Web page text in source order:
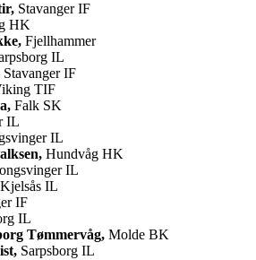
Stavanger IF
HK
Fjellhammer
IL
Stavanger IF
TIF
Falk SK
IL
IL
Hundvåg HK
IL
Kjelsås IL
IF
IL
Tømmervåg, Molde BK
Sarpsborg IL